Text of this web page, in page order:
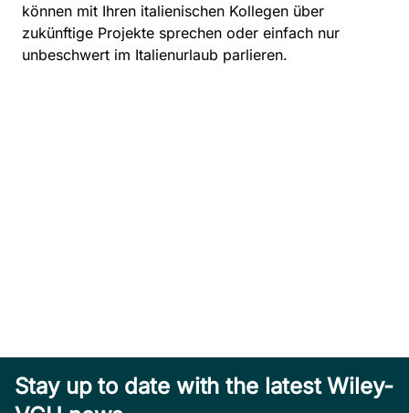
können mit Ihren italienischen Kollegen über
zukünftige Projekte sprechen oder einfach nur
unbeschwert im Italienurlaub parlieren.
Stay up to date with the latest Wiley-